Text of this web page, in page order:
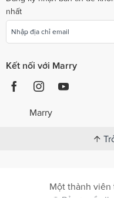
nhất
Kết nối với Marry
Marry
Một thành viên